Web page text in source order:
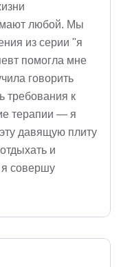
любой. Мы
из серии "я
помогла мне
говорить
требования к
терапии — я
давящую плиту
и
я совершу